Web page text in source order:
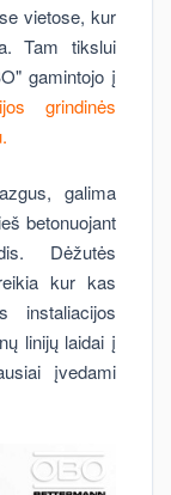
vietose, kur
Tam tikslui
gamintojo į
grindinės
galima
betonuojant
Dėžutės
kur kas
instaliacijos
linijų laidai į
įvedami